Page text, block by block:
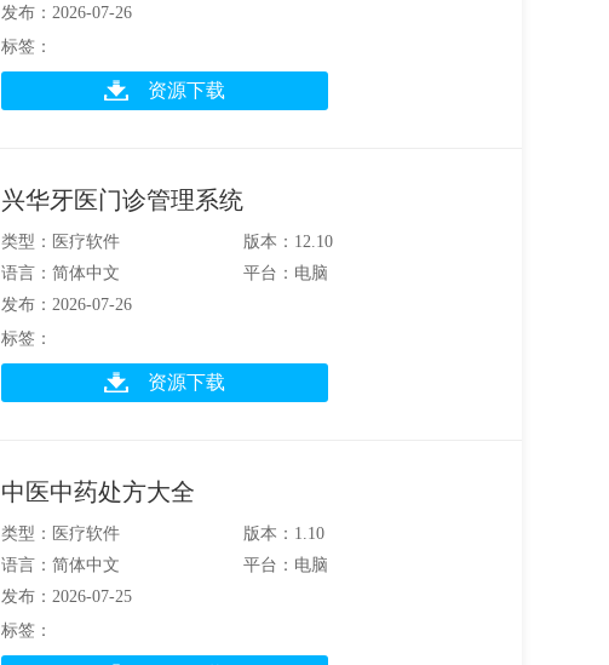
发布：2026-07-26
标签：
资源下载
兴华牙医门诊管理系统
类型：医疗软件
版本：12.10
语言：简体中文
平台：电脑
发布：2026-07-26
标签：
资源下载
中医中药处方大全
类型：医疗软件
版本：1.10
语言：简体中文
平台：电脑
发布：2026-07-25
标签：